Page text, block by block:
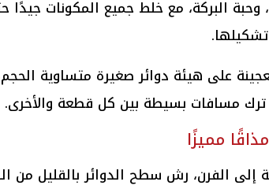
وحبة البركة، مع خلط جميع المكونات
على هيئة دوائر صغيرة متساوية
ترك مسافات بسيطة بين كل قطعة والأخرى.
مميزًا
إلى الفرن، رش سطح الدوائر بالقليل من